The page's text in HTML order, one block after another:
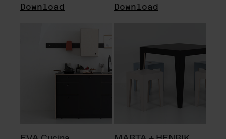
Download Download